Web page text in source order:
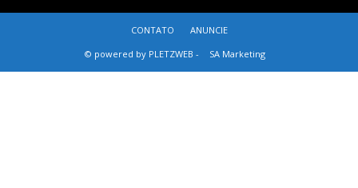
CONTATO
ANUNCIE
© powered by PLETZWEB -
SA Marketing